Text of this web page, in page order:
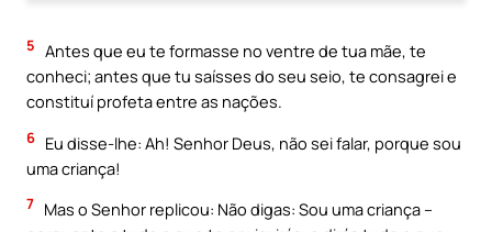
5 Antes que eu te formasse no ventre de tua mãe, te
conheci; antes que tu saísses do seu seio, te consagrei e
constituí profeta entre as nações.
6 Eu disse-lhe: Ah! Senhor Deus, não sei falar, porque sou
uma criança!
7 Mas o Senhor replicou: Não digas: Sou uma criança –